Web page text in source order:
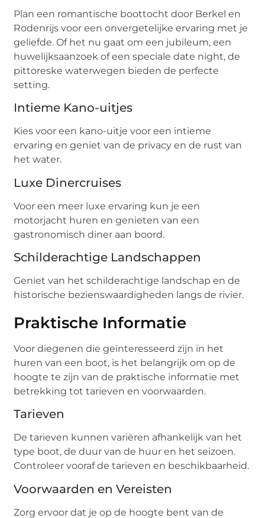
Plan een romantische boottocht door Berkel en
Rodenrijs voor een onvergetelijke ervaring met je
geliefde. Of het nu gaat om een jubileum, een
huwelijksaanzoek of een speciale date night, de
pittoreske waterwegen bieden de perfecte
setting.
Intieme Kano-uitjes
Kies voor een kano-uitje voor een intieme
ervaring en geniet van de privacy en de rust van
het water.
Luxe Dinercruises
Voor een meer luxe ervaring kun je een
motorjacht huren en genieten van een
gastronomisch diner aan boord.
Schilderachtige Landschappen
Geniet van het schilderachtige landschap en de
historische bezienswaardigheden langs de rivier.
Praktische Informatie
Voor diegenen die geïnteresseerd zijn in het
huren van een boot, is het belangrijk om op de
hoogte te zijn van de praktische informatie met
betrekking tot tarieven en voorwaarden.
Tarieven
De tarieven kunnen variëren afhankelijk van het
type boot, de duur van de huur en het seizoen.
Controleer vooraf de tarieven en beschikbaarheid.
Voorwaarden en Vereisten
Zorg ervoor dat je op de hoogte bent van de